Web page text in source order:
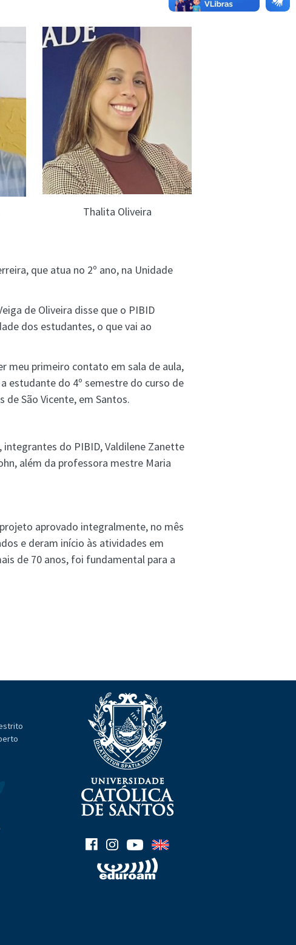
Thalita Oliveira
que atua no 2º ano, na Unidade
de Oliveira disse que o PIBID
dos estudantes, o que vai ao
meu primeiro contato em sala de aula,
estudante do 4º semestre do curso de
de São Vicente, em Santos.
do PIBID, Valdilene Zanette
além da professora mestre Maria
aprovado integralmente, no mês
e deram início às atividades em
de 70 anos, foi fundamental para a